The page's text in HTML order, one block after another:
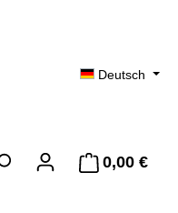
Deutsch
0,00 €